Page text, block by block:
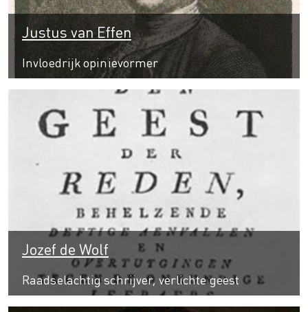
Justus van Effen
Invloedrijk opinievormer
Jozef de Wolf
Raadselachtig schrijver, verlichte geest